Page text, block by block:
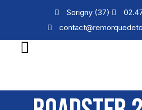
Sorigny (37)